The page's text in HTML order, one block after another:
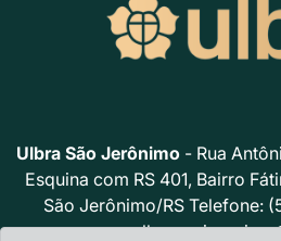
Ulbra São Jerônimo - Rua
Esquina com RS 401, Bairro
São Jerônimo/RS Telefone: